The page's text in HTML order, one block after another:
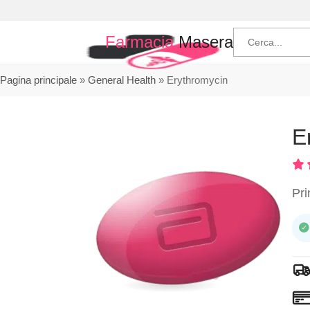
FarmaciaMasera
Pagina principale » General Health » Erythromycin